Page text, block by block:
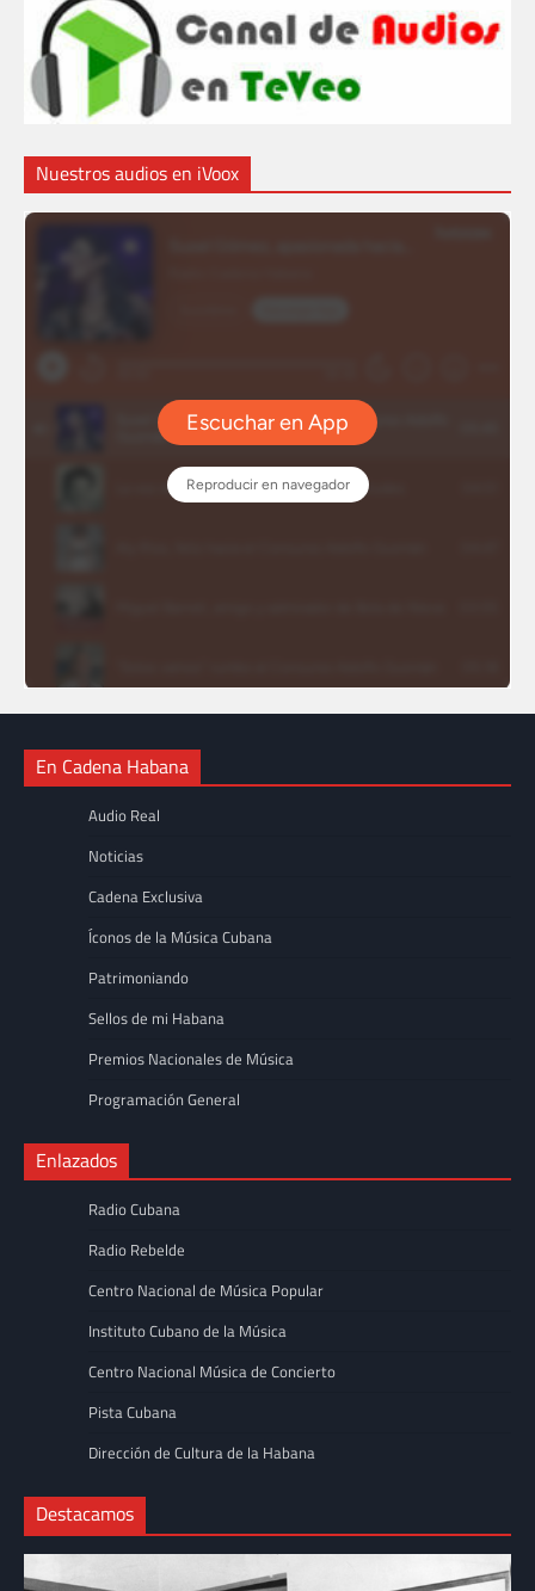
Nuestros audios en iVoox
En Cadena Habana
Audio Real
Noticias
Cadena Exclusiva
Íconos de la Música Cubana
Patrimoniando
Sellos de mi Habana
Premios Nacionales de Música
Programación General
Enlazados
Radio Cubana
Radio Rebelde
Centro Nacional de Música Popular
Instituto Cubano de la Música
Centro Nacional Música de Concierto
Pista Cubana
Dirección de Cultura de la Habana
Destacamos